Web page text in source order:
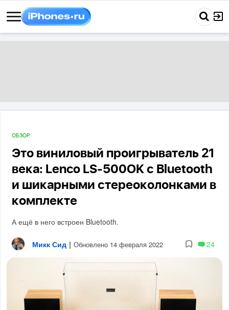
ОБЗОР
Это виниловый проигрыватель 21
века: Lenco LS-500OK с Bluetooth
и шикарными стереоколонками в
комплекте
А ещё в него встроен Bluetooth.
Микк Сид | Обновлено 14 февраля 2022 24